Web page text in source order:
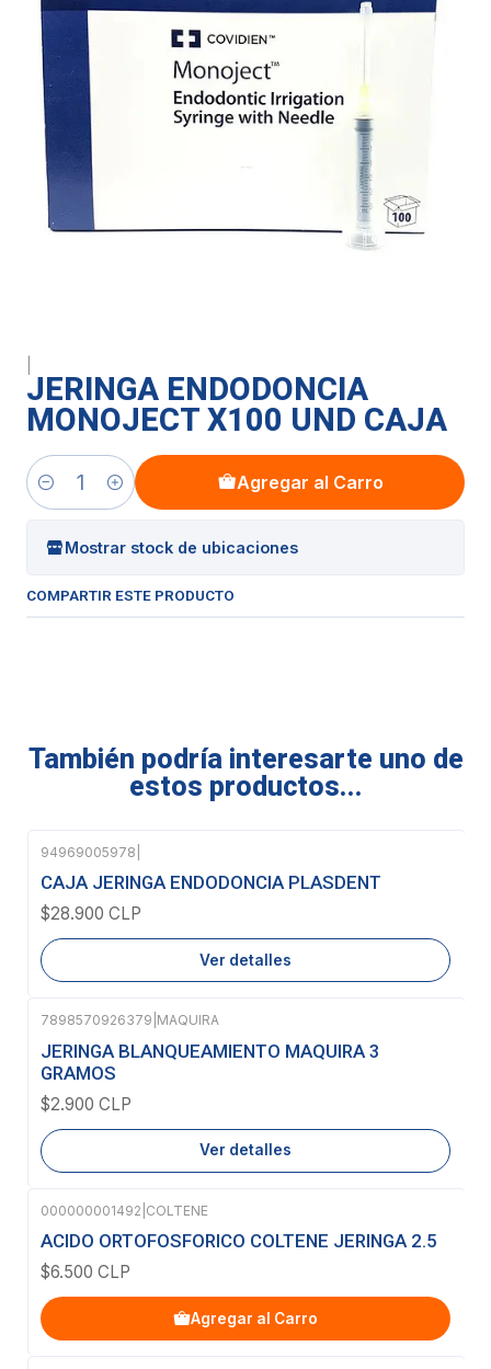
JERINGA ENDODONCIA
MONOJECT X100 UND CAJA
Cantidad
Agregar al Carro
Mostrar stock de ubicaciones
COMPARTIR ESTE PRODUCTO
También podría interesarte uno de
estos productos...
Agotado
94969005978
CAJA JERINGA ENDODONCIA PLASDENT
$28.900 CLP
Ver detalles
Agotado
7898570926379 MAQUIRA
JERINGA BLANQUEAMIENTO MAQUIRA 3
GRAMOS
$2.900 CLP
Ver detalles
000000001492 COLTENE
ACIDO ORTOFOSFORICO COLTENE JERINGA 2.5
$6.500 CLP
Agregar al Carro